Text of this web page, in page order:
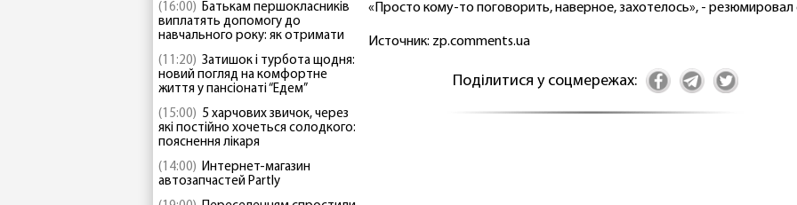
(16:00) Батькам першокласників
виплатять допомогу до
навчального року: як отримати
(11:20) Затишок і турбота щодня:
новий погляд на комфортне
життя у пансіонаті “Едем”
(15:00) 5 харчових звичок, через
які постійно хочеться солодкого:
пояснення лікаря
(14:00) Интернет-магазин
автозапчастей Partly
«Просто кому-то поговорить, наверное, захотелось», - резюмировал
Источник: zp.comments.ua
Поділитися у соцмережах: